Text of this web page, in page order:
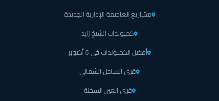
مشاريع العاصمة الإدارية الجديدة
كمبوندات الشيخ زايد
أفضل الكمبوندات في 6 أكتوبر
قرى الساحل الشمالي
قرى العين السخنة